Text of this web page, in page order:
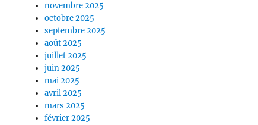
novembre 2025
octobre 2025
septembre 2025
août 2025
juillet 2025
juin 2025
mai 2025
avril 2025
mars 2025
février 2025